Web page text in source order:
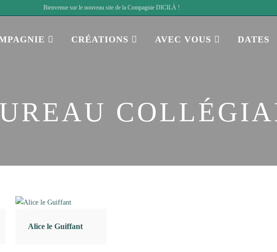
Bienvenue sur le nouveau site de la Compagnie DICILÀ !
CRÉATIONS AVEC VOUS DATES
Alice le Guiffant